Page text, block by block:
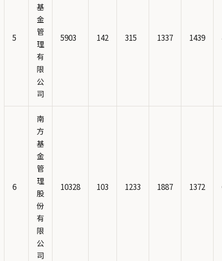
5
基
金
管
理
有
限
公
司
5903 142 315 1337 1439
6
南
方
基
金
管
理
股
份
有
限
公
司
10328 103 1233 1887 1372